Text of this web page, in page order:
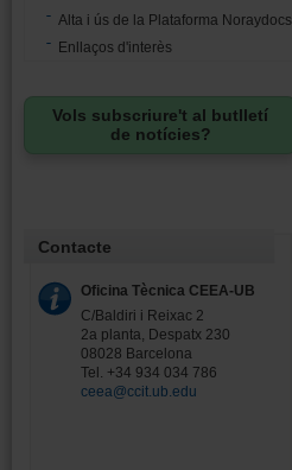
Alta i ús de la Plataforma Noraydocs
Enllaços d'interès
Vols subscriure't al butlletí
de notícies?
Contacte
Oficina Tècnica CEEA-UB
C/Baldiri i Reixac 2
2a planta, Despatx 230
08028 Barcelona
Tel. +34 934 034 786
ceea@ccit.ub.edu